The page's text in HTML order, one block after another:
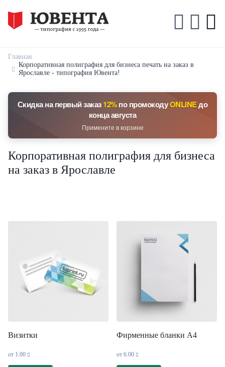
Главная
Корпоративная полиграфия для бизнеса печать на заказ в
Ярославле - типография Ювента!
Скидка на первый заказ12%по промокодуONLINEдо
конца августа
Примените в корзине
Корпоративная полиграфия для бизнеса
на заказ в Ярославле
Визитки
от 1.00
Фирменные бланки А4
от 6.00